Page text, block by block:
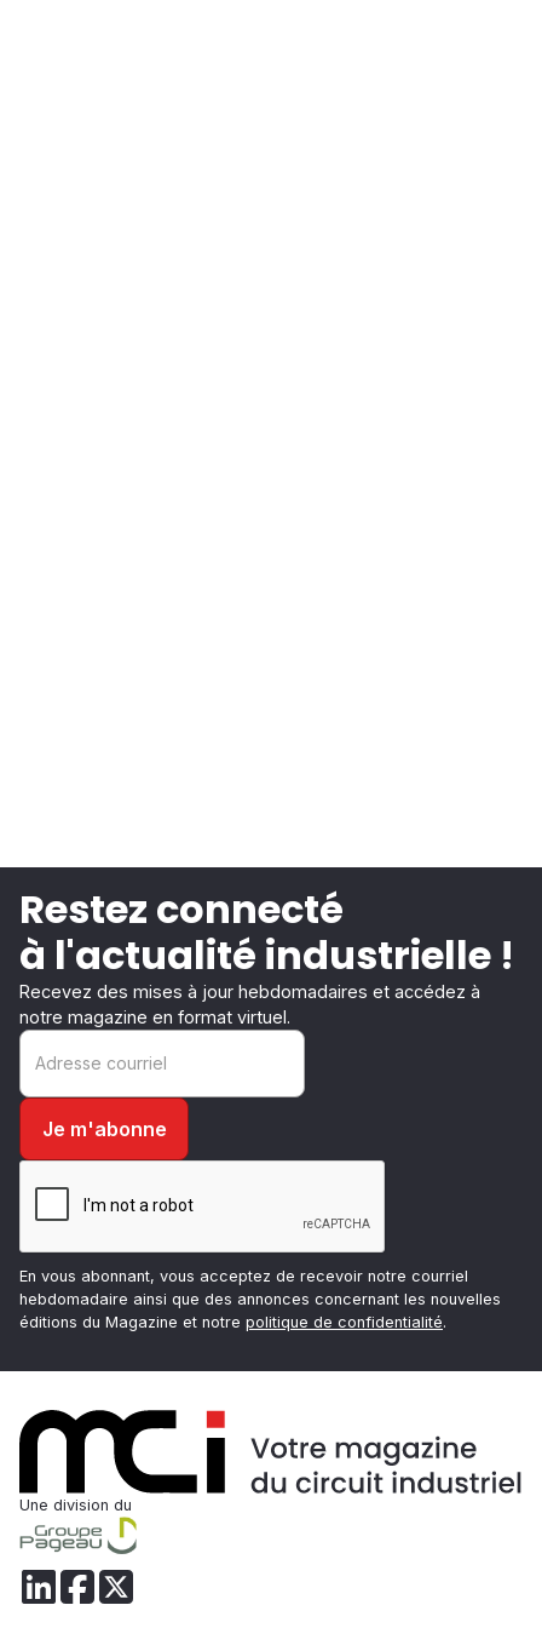
Restez connecté
à l'actualité industrielle !
Recevez des mises à jour hebdomadaires et accédez à
notre magazine en format virtuel.
En vous abonnant, vous acceptez de recevoir notre courriel
hebdomadaire ainsi que des annonces concernant les nouvelles
éditions du Magazine et notre politique de confidentialité.
Une division du